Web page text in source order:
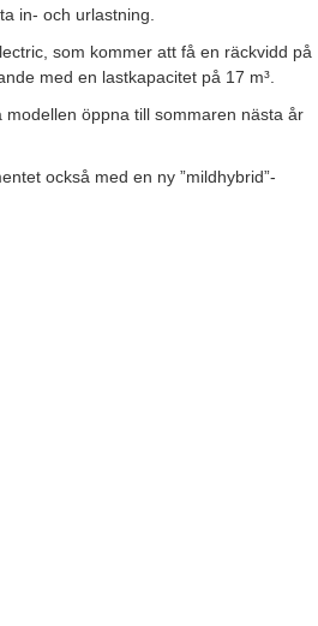
in- och urlastning.
som kommer att få en räckvidd på
med en lastkapacitet på 17 m³.
öppna till sommaren nästa år
också med en ny ”mildhybrid”-